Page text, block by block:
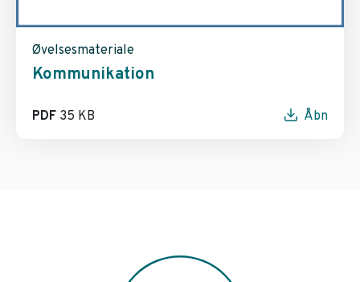
Øvelsesmateriale
Kommunikation
PDF 35 KB Åbn